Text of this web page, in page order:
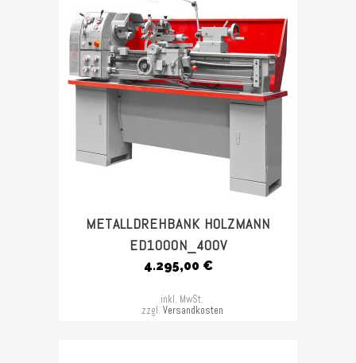
METALLDREHBANK HOLZMANN
ED1000N_400V
4.295,00 €
inkl. MwSt.
zzgl. Versandkosten